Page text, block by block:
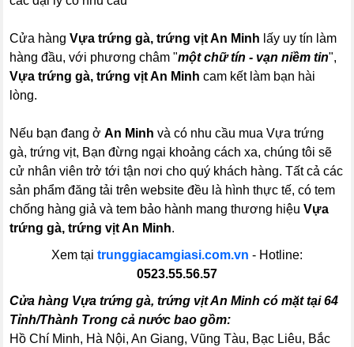
Cửa hàngVựa trứng gà, trứng vịt An Minh lấy uy tín làm
hàng đầu, với phương châm "một chữ tín - vạn niềm tin",
Vựa trứng gà, trứng vịt An Minh cam kết làm bạn hài
lòng.
Nếu bạn đang ởAn Minh và có nhu cầu mua Vựa trứng
gà, trứng vịt, Bạn đừng ngại khoảng cách xa, chúng tôi sẽ
cử nhân viên trở tới tận nơi cho quý khách hàng. Tất cả các
sản phẩm đăng tải trên website đều là hình thực tế, có tem
chống hàng giả và tem bảo hành mang thương hiệuVựa
trứng gà, trứng vịt An Minh.
Xem tại trunggiacamgiasi.com.vn - Hotline:
0523.55.56.57
Cửa hàng Vựa trứng gà, trứng vịt An Minh có mặt tại 64
Tỉnh/Thành Trong cả nước bao gồm:
Hồ Chí Minh, Hà Nội, An Giang, Vũng Tàu, Bạc Liêu, Bắc